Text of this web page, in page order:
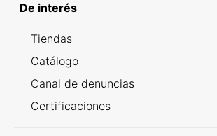
De interés
Tiendas
Catálogo
Canal de denuncias
Certificaciones